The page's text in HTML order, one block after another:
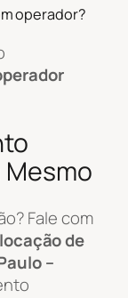
operador?
Mesmo
Fale com
locação de
–